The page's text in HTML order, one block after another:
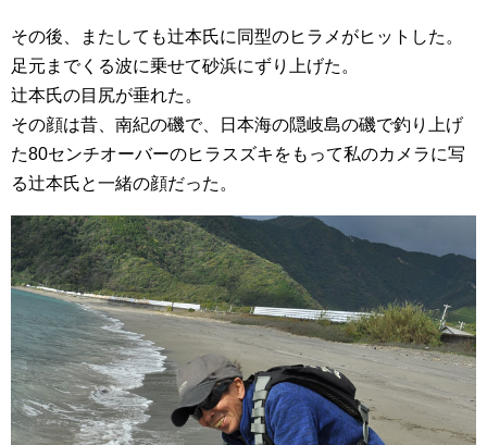
その後、またしても辻本氏に同型のヒラメがヒットした。
足元までくる波に乗せて砂浜にずり上げた。
辻本氏の目尻が垂れた。
その顔は昔、南紀の磯で、日本海の隠岐島の磯で釣り上げ
た80センチオーバーのヒラスズキをもって私のカメラに写
る辻本氏と一緒の顔だった。